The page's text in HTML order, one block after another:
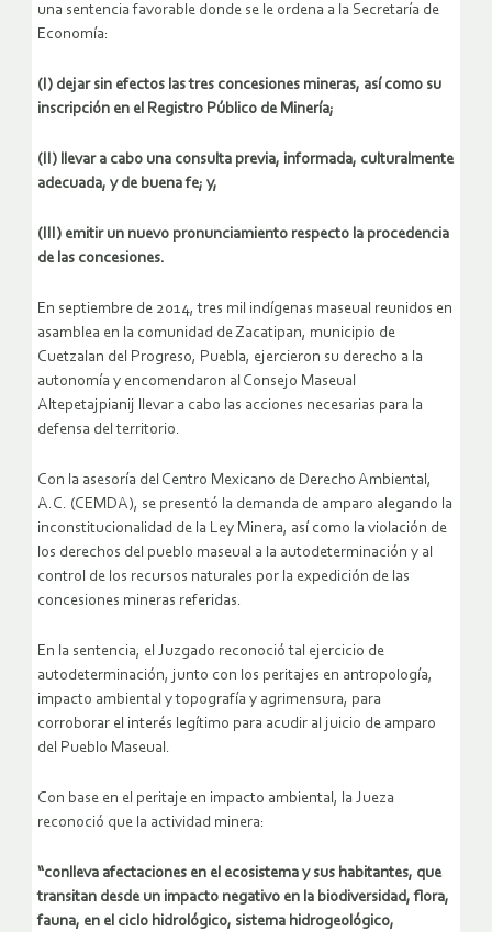
una sentencia favorable donde se le ordena a la Secretaría de
Economía:
(I) dejar sin efectos las tres concesiones mineras, así como su
inscripción en el Registro Público de Minería;
(II) llevar a cabo una consulta previa, informada, culturalmente
adecuada, y de buena fe; y,
(III) emitir un nuevo pronunciamiento respecto la procedencia
de las concesiones.
En septiembre de 2014, tres mil indígenas maseual reunidos en
asamblea en la comunidad de Zacatipan, municipio de
Cuetzalan del Progreso, Puebla, ejercieron su derecho a la
autonomía y encomendaron al Consejo Maseual
Altepetajpianij llevar a cabo las acciones necesarias para la
defensa del territorio.
Con la asesoría del Centro Mexicano de Derecho Ambiental,
A.C. (CEMDA), se presentó la demanda de amparo alegando la
inconstitucionalidad de la Ley Minera, así como la violación de
los derechos del pueblo maseual a la autodeterminación y al
control de los recursos naturales por la expedición de las
concesiones mineras referidas.
En la sentencia, el Juzgado reconoció tal ejercicio de
autodeterminación, junto con los peritajes en antropología,
impacto ambiental y topografía y agrimensura, para
corroborar el interés legítimo para acudir al juicio de amparo
del Pueblo Maseual.
Con base en el peritaje en impacto ambiental, la Jueza
reconoció que la actividad minera:
“conlleva afectaciones en el ecosistema y sus habitantes, que
transitan desde un impacto negativo en la biodiversidad, flora,
fauna, en el ciclo hidrológico, sistema hidrogeológico,